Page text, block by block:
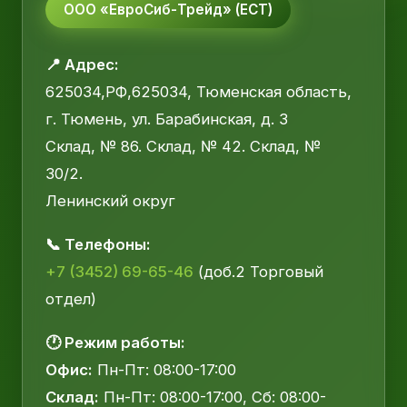
ООО «ЕвроСиб-Трейд» (ЕСТ)
📍 Адрес:
625034,РФ,625034, Тюменская область,
г. Тюмень, ул. Барабинская, д. 3
Склад, № 86. Склад, № 42. Склад, №
30/2.
Ленинский округ
📞 Телефоны:
+7 (3452) 69-65-46 (доб.2 Торговый
отдел)
🕐 Режим работы:
Офис: Пн-Пт: 08:00-17:00
Склад: Пн-Пт: 08:00-17:00, Сб: 08:00-